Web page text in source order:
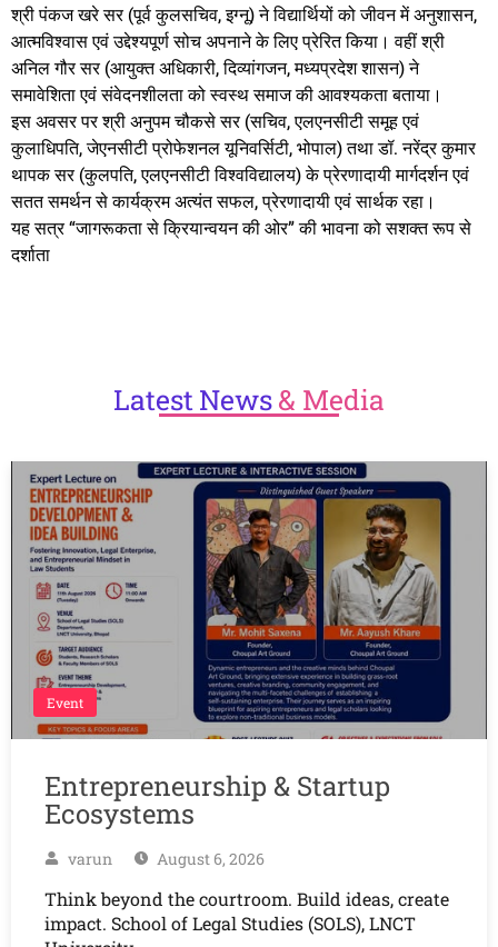
श्री पंकज खरे सर (पूर्व कुलसचिव, इग्नू) ने विद्यार्थियों को जीवन में अनुशासन,
आत्मविश्वास एवं उद्देश्यपूर्ण सोच अपनाने के लिए प्रेरित किया। वहीं श्री
अनिल गौर सर (आयुक्त अधिकारी, दिव्यांगजन, मध्यप्रदेश शासन) ने
समावेशिता एवं संवेदनशीलता को स्वस्थ समाज की आवश्यकता बताया।
इस अवसर पर श्री अनुपम चौकसे सर (सचिव, एलएनसीटी समूह एवं
कुलाधिपति, जेएनसीटी प्रोफेशनल यूनिवर्सिटी, भोपाल) तथा डॉ. नरेंद्र कुमार
थापक सर (कुलपति, एलएनसीटी विश्वविद्यालय) के प्रेरणादायी मार्गदर्शन एवं
सतत समर्थन से कार्यक्रम अत्यंत सफल, प्रेरणादायी एवं सार्थक रहा।
यह सत्र “जागरूकता से क्रियान्वयन की ओर” की भावना को सशक्त रूप से
दर्शाता
LatestNews& Media
Event
Entrepreneurship & Startup
Ecosystems
varun August 6, 2026
Think beyond the courtroom. Build ideas, create
impact. School of Legal Studies (SOLS), LNCT